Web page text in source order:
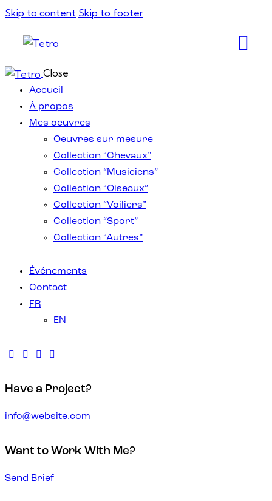
Skip to content Skip to footer
Close
Accueil
À propos
Mes oeuvres
Oeuvres sur mesure
Collection “Chevaux”
Collection “Musiciens”
Collection “Oiseaux”
Collection “Voiliers”
Collection “Sport”
Collection “Autres”
Événements
Contact
FR
EN
Have a Project?
info@website.com
Want to Work With Me?
Send Brief